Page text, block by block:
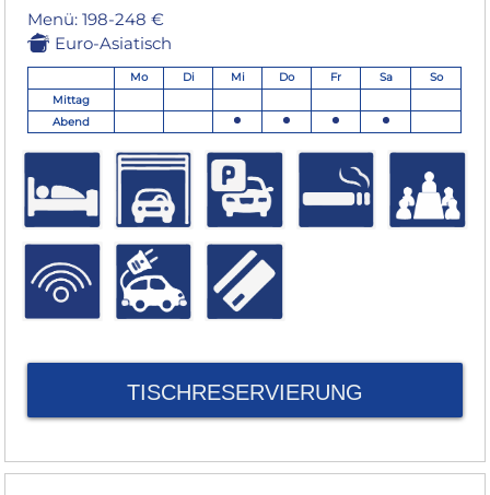
Menü: 198-248 €
Euro-Asiatisch
Mo Di Mi Do Fr Sa
So
Mittag
Abend
TISCHRESERVIERUNG